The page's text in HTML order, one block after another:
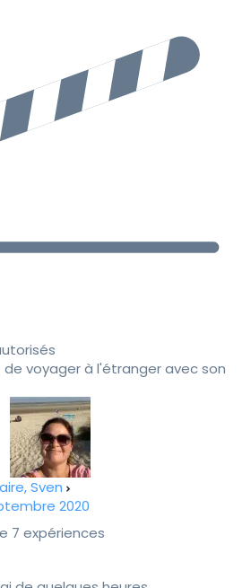
voyager à l'étranger avec son
Sven
2020
7 expériences